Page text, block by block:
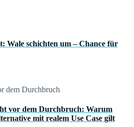
Wale schichten um – Chance für
vor dem Durchbruch: Warum
mit realem Use Case gilt